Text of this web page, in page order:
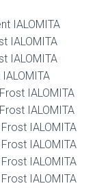
IALOMITA
IALOMITA
IALOMITA
IALOMITA
IALOMITA
IALOMITA
IALOMITA
IALOMITA
IALOMITA